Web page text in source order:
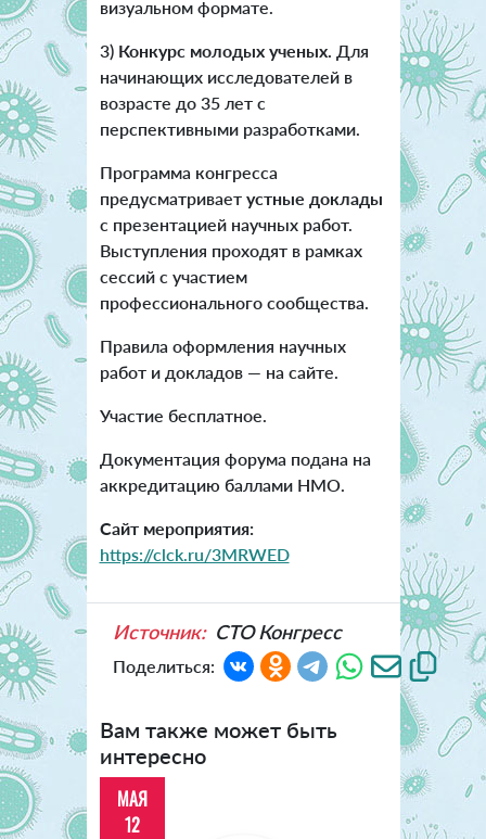
визуальном формате.
3) Конкурс молодых ученых. Для
начинающих исследователей в
возрасте до 35 лет с
перспективными разработками.
Программа конгресса
предусматривает устные доклады
с презентацией научных работ.
Выступления проходят в рамках
сессий с участием
профессионального сообщества.
Правила оформления научных
работ и докладов — на сайте.
Участие бесплатное.
Документация форума подана на
аккредитацию баллами НМО.
Сайт мероприятия:
https://clck.ru/3MRWED
Источник: СТО Конгресс
Поделиться:
Вам также может быть
интересно
МАЯ
12